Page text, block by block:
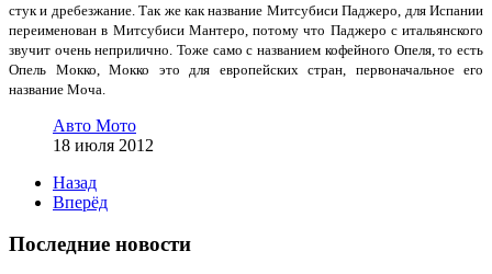
стук и дребезжание. Так же как название Митсубиси Паджеро, для Испании
переименован в Митсубиси Мантеро, потому что Паджеро с итальянского
звучит очень неприлично. Тоже само с названием кофейного Опеля, то есть
Опель Мокко, Мокко это для европейских стран, первоначальное его
название Моча.
Авто Мото
18 июля 2012
Назад
Вперёд
Последние новости